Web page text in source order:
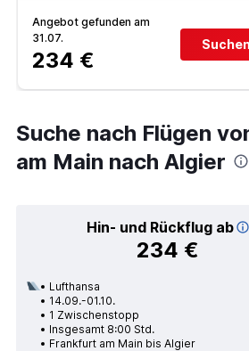
Angebot gefunden am
31.07.
234 €
Suchen
Suche nach Flügen
am Main nach Algier
Hin- und Rückflug ab
234 €
Lufthansa
14.09.-01.10.
1 Zwischenstopp
Insgesamt 8:00 Std.
Frankfurt am Main bis Algier